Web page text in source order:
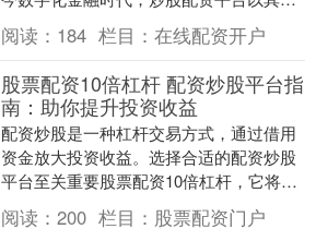
特的优势，正成为越来越多投资者青睐的
工具。通过....
阅读： 184 栏目： 在线配资开户
股票配资10倍杠杆 配资炒股平台指
南：助你提升投资收益
配资炒股是一种杠杆交易方式，通过借用
资金放大投资收益。选择合适的配资炒股
平台至关重要股票配资10倍杠杆，它将直
接影响你的投资体验和收益。 对于短线交
易者来说，按....
阅读： 200 栏目： 股票配资门户